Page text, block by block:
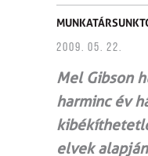
2009. 05. 22.
Mel Gibson
harminc év
elvek